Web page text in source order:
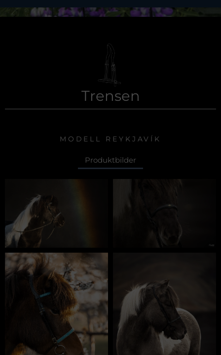
Trensen
MODELL REYKJAVÍK
Produktbilder